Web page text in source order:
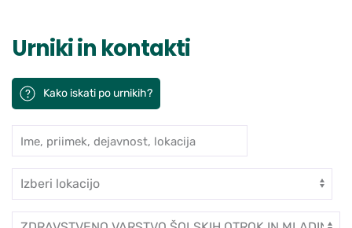
Urniki in kontakti
Kako iskati po urnikih?
Iskanje po ambulantah in
Ime, priimek, dejavnost, lokacija
Enota
Dejavnost